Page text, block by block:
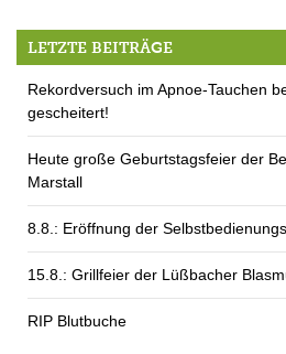
LETZTE BEITRÄGE
Rekordversuch im Apnoe-Tauchen
gescheitert!
Heute große Geburtstagsfeier der
Marstall
8.8.: Eröffnung der
15.8.: Grillfeier der Lüßbacher
RIP Blutbuche